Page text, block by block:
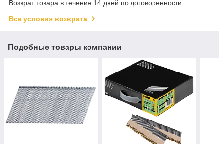
Возврат товара в течение 14 дней по договоренности
Все условия возврата
Подобные товары компании